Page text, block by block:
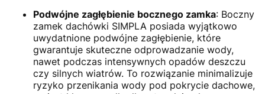
Podwójne zagłębienie bocznego zamka: Boczny
zamek dachówki SIMPLA posiada wyjątkowo
uwydatnione podwójne zagłębienie, które
gwarantuje skuteczne odprowadzanie wody,
nawet podczas intensywnych opadów deszczu
czy silnych wiatrów. To rozwiązanie minimalizuje
ryzyko przenikania wody pod pokrycie dachowe,